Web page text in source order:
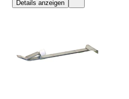
Details anzeigen